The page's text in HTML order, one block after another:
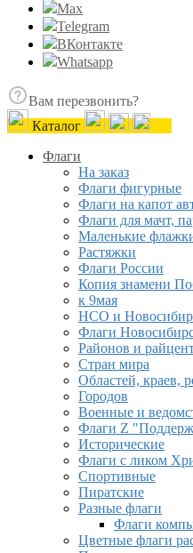
Max
Telegram
ВКонтакте
Whatsapp
Вам перезвонить?
Каталог
Флаги
На заказ
Флаги фигурные
Флаги на капот
Флаги для мачт,
Маленькие
Растяжки
Флаги России
Копия знамени
к 9мая
НСО и
Флаги
Районов и
Стран мира
Областей, краев,
Городов
Военные и
Флаги Z
Исторические
Флаги с ликом
Спортивные
Пиратские
Разные флаги
Флаги
Цветные флаги